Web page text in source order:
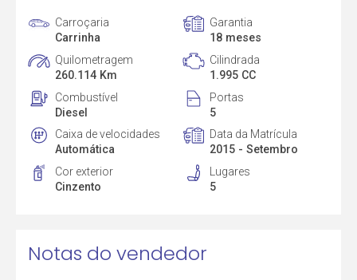
Carroçaria
Carrinha
Garantia
18 meses
Quilometragem
260.114 Km
Cilindrada
1.995 CC
Combustível
Diesel
Portas
5
Caixa de velocidades
Automática
Data da Matrícula
2015 - Setembro
Cor exterior
Cinzento
Lugares
5
Notas do vendedor